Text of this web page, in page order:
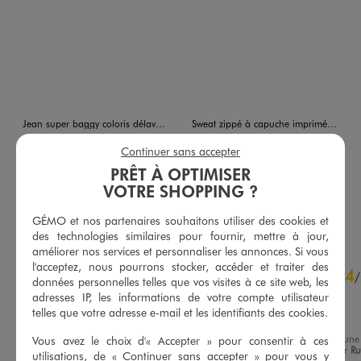
Jean super baggy coloris délavé garçon - Camps United
5/5 de moyenne
(36 avis)
Sweat zippé à capuche imprimé devant et dos garçon - Camps United
5/5 de moyenne
4.3/5
Basé sur4
avis soumis à un
4/
Avis vérifié et récompensé
super
Avis du28/07/2026
, suite à une
expérience du
par
PRÊT À OPTIMISER
VOTRE SHOPPING ?
GÉMO et nos partenaires souhaitons utiliser des cookies et
des technologies similaires pour fournir, mettre à jour,
améliorer nos services et personnaliser les annonces. Si vous
l'acceptez, nous pourrons stocker, accéder et traiter des
données personnelles telles que vos visites à ce site web, les
adresses IP, les informations de votre compte utilisateur
telles que votre adresse e-mail et les identifiants des cookies.
Vous avez le choix d'« Accepter » pour consentir à ces
utilisations, de « Continuer sans accepter » pour vous y
Continuer sans accepter